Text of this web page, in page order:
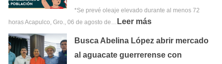
*Se prevé oleaje elevado durante al menos 72
horas Acapulco, Gro., 06 de agosto de… Leer más
Busca Abelina López abrir mercado
al aguacate guerrerense con